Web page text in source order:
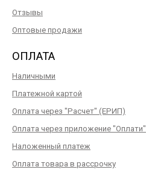
Отзывы
Оптовые продажи
ОПЛАТА
Наличными
Платежной картой
Оплата через "Расчет" (ЕРИП)
Оплата через приложение "Оплати"
Наложенный платеж
Оплата товара в рассрочку